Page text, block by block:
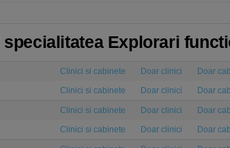
Explorari
Clinici si cabinete Doar clinici Doar
Clinici si cabinete Doar clinici Doar
Clinici si cabinete Doar clinici Doar
Clinici si cabinete Doar clinici Doar